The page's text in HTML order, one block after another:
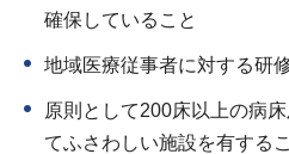
確保していること
地域医療従事者に対する研
原則として200床以上の病
てふさわしい施設を有する